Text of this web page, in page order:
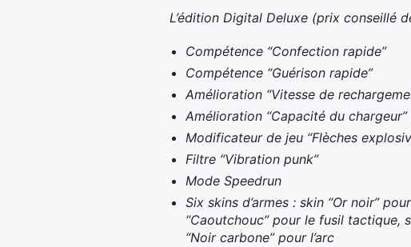
L’édition Digital Deluxe (prix conseillé
Compétence “Confection rapide”
Compétence “Guérison rapide”
Amélioration “Vitesse de
Amélioration “Capacité du
Modificateur de jeu “Flèches
Filtre “Vibration punk”
Mode Speedrun
Six skins d’armes : skin “Or noir”
“Caoutchouc” pour le fusil tactique,
“Noir carbone” pour l’arc